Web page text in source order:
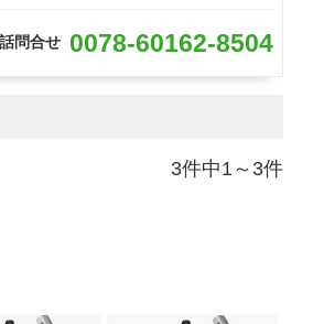
問合せ 0078-60162-8504
3件中1～3件